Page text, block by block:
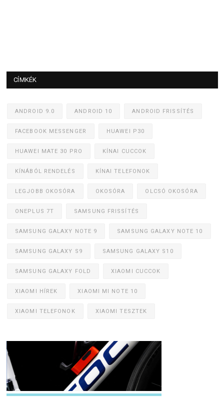
CÍMKÉK
ANDROID 9.0 ANDROID 10 ANDROID FRISSÍTÉS
FACEBOOK MESSENGER HUAWEI P30
HUAWEI MATE 30 PRO KÍNAI CUCCOK
KÍNÁBÓL RENDELÉS KÍNAI TELEFONOK
LEGJOBB OKOSÓRA OKOSÓRA OLCSÓ OKOSÓRA
ONEPLUS 7T SAMSUNG FRISSÍTÉS
SAMSUNG GALAXY NOTE 9 SAMSUNG GALAXY NOTE 10
SAMSUNG GALAXY S9 SAMSUNG GALAXY S10
SAMSUNG GALAXY FOLD XIAOMI CUCCOK
XIAOMI HÍREK XIAOMI MI NOTE 10
XIAOMI TELEFONOK XIAOMI TESZTEK